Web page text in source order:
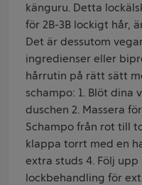
känguru. Detta
för 2B-3B lockigt hår,
Det är dessutom
ingredienser eller
hårrutin på rätt sätt
schampo: 1. Blöt dina
duschen 2. Massera
Schampo från rot till
klappa torrt med en
extra studs 4. Följ upp
lockbehandling för